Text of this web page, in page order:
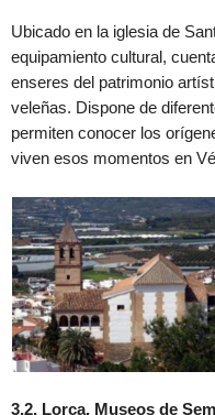
Ubicado en la iglesia de
equipamiento cultural,
enseres del patrimonio
veleñas. Dispone de
permiten conocer los
viven esos momentos en
3.2. Lorca. Museos de